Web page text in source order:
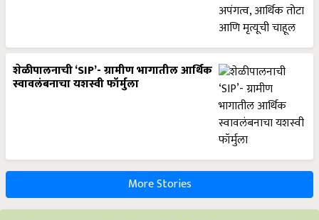
शेळीपालनाची ‘SIP’- ग्रामीण भागातील आर्थिक
स्वावलंबनाचा यशस्वी फॉर्मुला
More Stories